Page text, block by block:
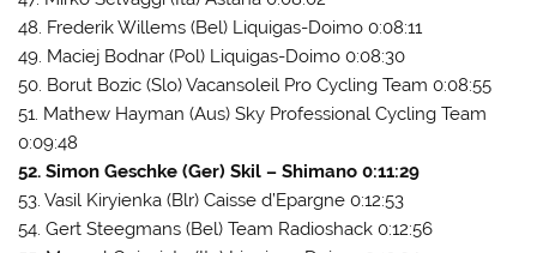
48. Frederik Willems (Bel) Liquigas-Doimo 0:08:11
49. Maciej Bodnar (Pol) Liquigas-Doimo 0:08:30
50. Borut Bozic (Slo) Vacansoleil Pro Cycling Team 0:08:55
51. Mathew Hayman (Aus) Sky Professional Cycling Team
0:09:48
52. Simon Geschke (Ger) Skil – Shimano 0:11:29
53. Vasil Kiryienka (Blr) Caisse d’Epargne 0:12:53
54. Gert Steegmans (Bel) Team Radioshack 0:12:56